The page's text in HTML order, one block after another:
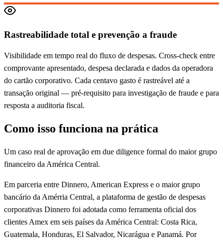
Rastreabilidade total e prevenção a fraude
Visibilidade em tempo real do fluxo de despesas. Cross-check entre
comprovante apresentado, despesa declarada e dados da operadora
do cartão corporativo. Cada centavo gasto é rastreável até a
transação original — pré-requisito para investigação de fraude e para
resposta a auditoria fiscal.
Como isso funciona na prática
Um caso real de aprovação em due diligence formal do maior grupo
financeiro da América Central.
Em parceria entre Dinnero, American Express e o maior grupo
bancário da Amérria Central, a plataforma de gestão de despesas
corporativas Dinnero foi adotada como ferramenta oficial dos
clientes Amex em seis países da América Central: Costa Rica,
Guatemala, Honduras, El Salvador, Nicarágua e Panamá. Por